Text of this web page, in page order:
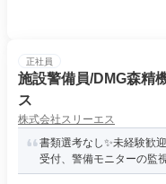
正社員
施設警備員/DMG森精
ス
株式会社スリーエス
書類選考なし✨未経験歓
受付、警備モニターの監